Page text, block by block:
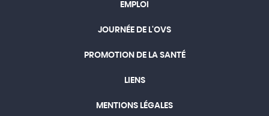
EMPLOI
JOURNÉE DE L'OVS
PROMOTION DE LA SANTÉ
LIENS
MENTIONS LÉGALES